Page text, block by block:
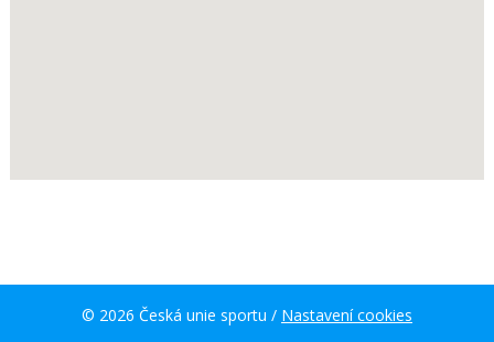
© 2026 Česká unie sportu / Nastavení cookies